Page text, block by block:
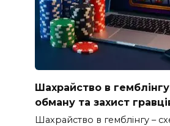
Шахрайство в
обману та захист
Шахрайство в гемблінгу –